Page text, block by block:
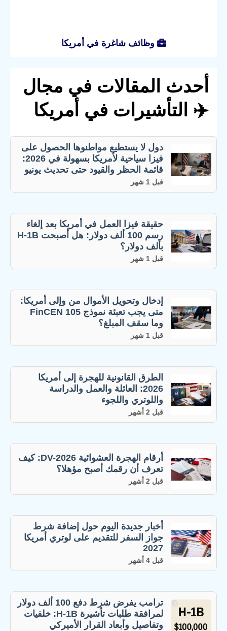
وظائف شاغرة في أمريكا
أحدث المقالات في مجال
✈️ التأشيرات في أمريكا
دول لا يستطيع مواطنوها الحصول على
فيزا سياحية لأمريكا بسهولة في 2026:
قائمة الحظر والقيود حتى تحديث يونيو
قبل 1 شهر
حقيقة فيزا العمل في أمريكا بعد إلغاء
رسم 100 ألف دولار: هل أصبحت H-1B
بألف دولار؟
قبل 1 شهر
إدخال وتحويل الأموال من وإلى أمريكا:
متى يجب تعبئة نموذج FinCEN 105
وما سقف المبلغ؟
قبل 1 شهر
الطرق القانونية للهجرة إلى أمريكا
2026: العائلة والعمل والدراسة
واللوتري واللجوء
قبل 2 أشهر
أرقام الهجرة العشوائية DV-2026: كيف
تعرف أن رقمك أصبح مؤهلا؟
قبل 2 أشهر
أخبار جديدة اليوم حول إضافة شرط
جواز السفر للتقديم على لوتري أمريكا
2027
قبل 4 أشهر
ترامب يفرض شرط دفع 100 ألف دولار
لمرافقة طلبات تأشيرة H-1B: خلفيات
وتفاصيل وأبعاد القرار الأميركي